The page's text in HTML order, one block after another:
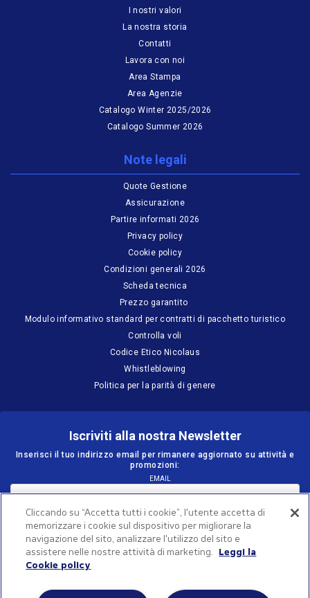
I nostri valori
La nostra storia
Contatti
Lavora con noi
Area Stampa
Area Agenzie
Catalogo Winter 2025/2026
Catalogo Summer 2026
Note legali
Quote Gestione
Assicurazione
Partire informati 2026
Privacy policy
Cookie policy
Condizioni generali 2026
Scheda tecnica
Prezzo garantito
Modulo informativo standard per contratti di pacchetto turistico
Controlla voli
Codice Etico Nicolaus
Whistleblowing
Politica per la parità di genere
Iscriviti alla nostra Newsletter
Inserisci il tuo indirizzo email per rimanere aggiornato su attività e
promozioni:
EMAIL
Dichiaro di aver lettol’informativae confermo che l'iscrizione
attesta la volontà di ricevere attività promozionali realizzate
attraverso l'invio di newsletter da parte del titolare del
trattamento.
Cliccando su “Accetta tutti i cookie”, l'utente accetta di
memorizzare i cookie sul dispositivo per migliorare la
navigazione del sito, analizzare l'utilizzo del sito e
assistere nelle nostre attività di marketing.
Leggi la
Cookie policy